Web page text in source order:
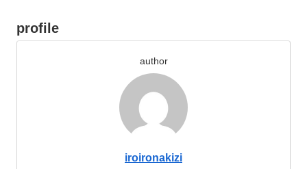
profile
author
iroironakizi